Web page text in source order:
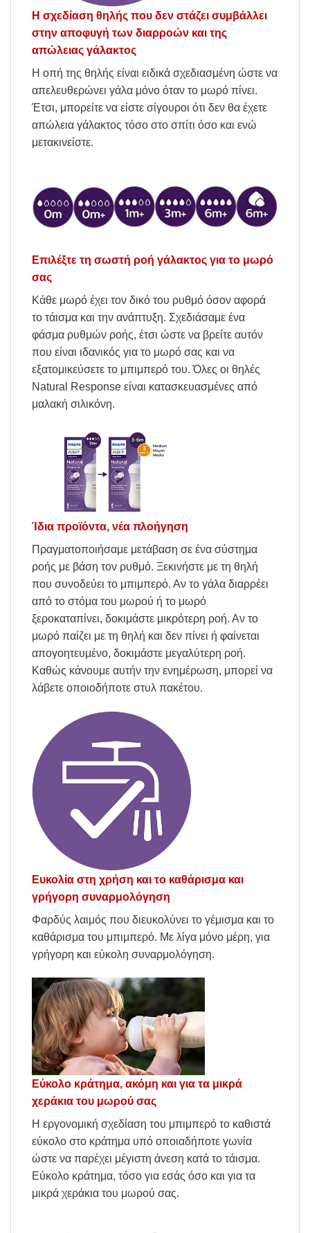
Η σχεδίαση θηλής που δεν στάζει συμβάλλει
στην αποφυγή των διαρροών και της
απώλειας γάλακτος
Η οπή της θηλής είναι ειδικά σχεδιασμένη ώστε να
απελευθερώνει γάλα μόνο όταν το μωρό πίνει.
Έτσι, μπορείτε να είστε σίγουροι ότι δεν θα έχετε
απώλεια γάλακτος τόσο στο σπίτι όσο και ενώ
μετακινείστε.
Επιλέξτε τη σωστή ροή γάλακτος για το μωρό
σας
Κάθε μωρό έχει τον δικό του ρυθμό όσον αφορά
το τάισμα και την ανάπτυξη. Σχεδιάσαμε ένα
φάσμα ρυθμών ροής, έτσι ώστε να βρείτε αυτόν
που είναι ιδανικός για το μωρό σας και να
εξατομικεύσετε το μπιμπερό του. Όλες οι θηλές
Natural Response είναι κατασκευασμένες από
μαλακή σιλικόνη.
Ίδια προϊόντα, νέα πλοήγηση
Πραγματοποιήσαμε μετάβαση σε ένα σύστημα
ροής με βάση τον ρυθμό. Ξεκινήστε με τη θηλή
που συνοδεύει το μπιμπερό. Αν το γάλα διαρρέει
από το στόμα του μωρού ή το μωρό
ξεροκαταπίνει, δοκιμάστε μικρότερη ροή. Αν το
μωρό παίζει με τη θηλή και δεν πίνει ή φαίνεται
απογοητευμένο, δοκιμάστε μεγαλύτερη ροή.
Καθώς κάνουμε αυτήν την ενημέρωση, μπορεί να
λάβετε οποιοδήποτε στυλ πακέτου.
Ευκολία στη χρήση και το καθάρισμα και
γρήγορη συναρμολόγηση
Φαρδύς λαιμός που διευκολύνει το γέμισμα και το
καθάρισμα του μπιμπερό. Με λίγα μόνο μέρη, για
γρήγορη και εύκολη συναρμολόγηση.
Εύκολο κράτημα, ακόμη και για τα μικρά
χεράκια του μωρού σας
Η εργονομική σχεδίαση του μπιμπερό το καθιστά
εύκολο στο κράτημα υπό οποιαδήποτε γωνία
ώστε να παρέχει μέγιστη άνεση κατά το τάισμα.
Εύκολο κράτημα, τόσο για εσάς όσο και για τα
μικρά χεράκια του μωρού σας.